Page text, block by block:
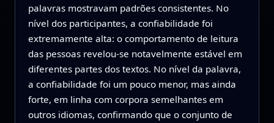
palavras mostravam padrões consistentes. No
nível dos participantes, a confiabilidade foi
extremamente alta: o comportamento de leitura
das pessoas revelou-se notavelmente estável em
diferentes partes dos textos. No nível da palavra,
a confiabilidade foi um pouco menor, mas ainda
forte, em linha com corpora semelhantes em
outros idiomas, confirmando que o conjunto de